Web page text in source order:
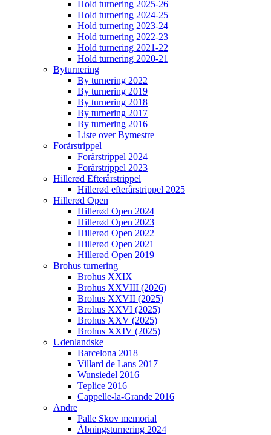
Hold turnering 2025-26
Hold turnering 2024-25
Hold turnering 2023-24
Hold turnering 2022-23
Hold turnering 2021-22
Hold turnering 2020-21
Byturnering
By turnering 2022
By turnering 2019
By turnering 2018
By turnering 2017
By turnering 2016
Liste over Bymestre
Forårstrippel
Forårstrippel 2024
Forårstrippel 2023
Hillerød Efterårstrippel
Hillerød efterårstrippel 2025
Hillerød Open
Hillerød Open 2024
Hillerød Open 2023
Hillerød Open 2022
Hillerød Open 2021
Hillerød Open 2019
Brohus turnering
Brohus XXIX
Brohus XXVIII (2026)
Brohus XXVII (2025)
Brohus XXVI (2025)
Brohus XXV (2025)
Brohus XXIV (2025)
Udenlandske
Barcelona 2018
Villard de Lans 2017
Wunsiedel 2016
Teplice 2016
Cappelle-la-Grande 2016
Andre
Palle Skov memorial
Åbningsturnering 2024